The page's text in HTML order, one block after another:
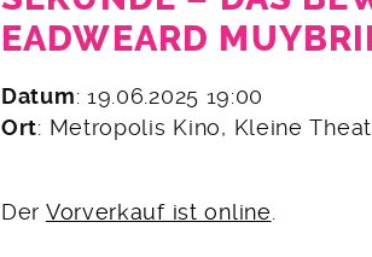
EADWEARD
Datum: 19.06.2025 19:00
Ort: Metropolis Kino, Kleine
Der Vorverkauf ist online.